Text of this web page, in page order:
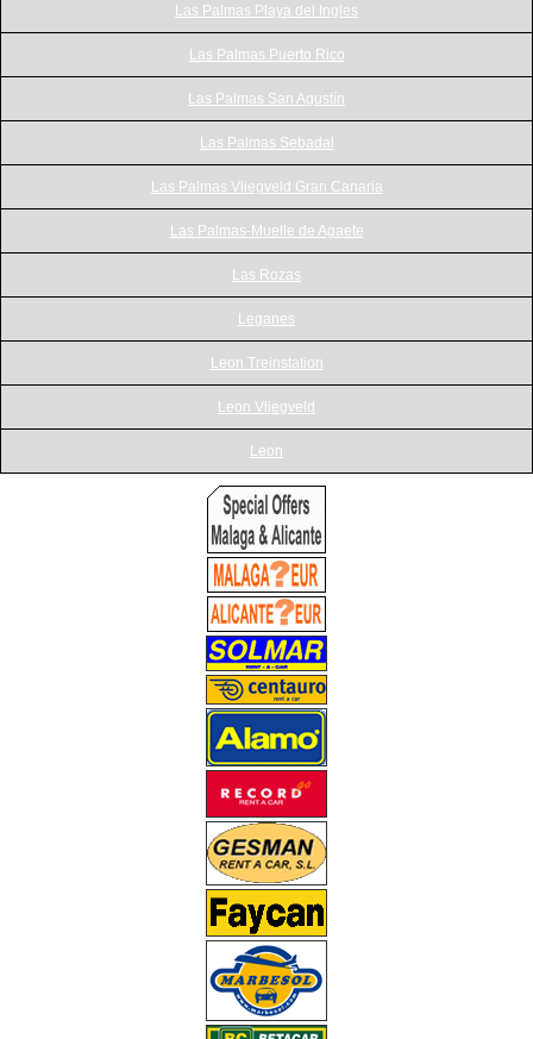
Las Palmas Playa del Ingles
Las Palmas Puerto Rico
Las Palmas San Agustín
Las Palmas Sebadal
Las Palmas Vliegveld Gran Canaria
Las Palmas-Muelle de Agaete
Las Rozas
Leganes
Leon Treinstation
Leon Vliegveld
Leon